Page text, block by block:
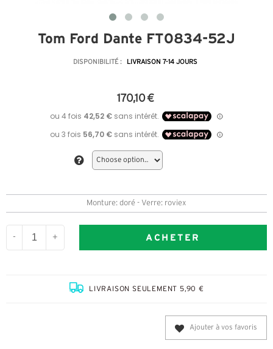
Tom Ford Dante FT0834-52J
DISPONIBILITÉ : LIVRAISON 7-14 JOURS
170,10 €
Monture: doré - Verre: roviex
- + ACHETER
LIVRAISON SEULEMENT 5,90 €
Ajouter à vos favoris